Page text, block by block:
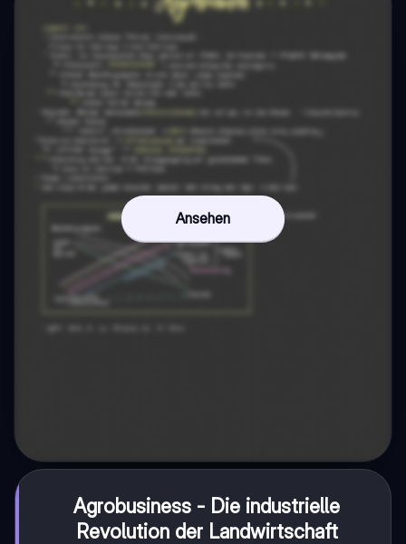
Ansehen
Agrobusiness - Die industrielle
Revolution der Landwirtschaft